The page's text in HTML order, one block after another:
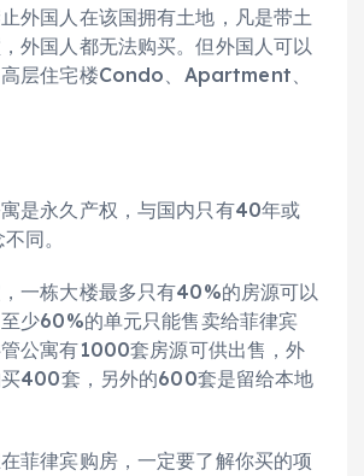
外国人在该国拥有土地，凡是带土
外国人都无法购买。但外国人可以
层住宅楼Condo、Apartment、
是永久产权，与国内只有40年或
同。
一栋大楼最多只有40%的房源可以
少60%的单元只能售卖给菲律宾
公寓有1000套房源可供出售，外
400套，另外的600套是留给本地
菲律宾购房，一定要了解你买的项